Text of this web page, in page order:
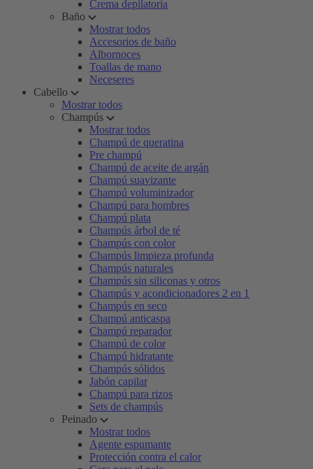
Crema depilatoria
Baño
Mostrar todos
Accesorios de baño
Albornoces
Toallas de mano
Neceseres
Cabello
Mostrar todos
Champús
Mostrar todos
Champú de queratina
Pre champú
Champú de aceite de argán
Champú suavizante
Champú voluminizador
Champú para hombres
Champú plata
Champús árbol de té
Champús con color
Champús limpieza profunda
Champús naturales
Champús sin siliconas y otros
Champús y acondicionadores 2 en 1
Champús en seco
Champú anticaspa
Champú reparador
Champú de color
Champú hidratante
Champús sólidos
Jabón capilar
Champú para rizos
Sets de champús
Peinado
Mostrar todos
Agente espumante
Protección contra el calor